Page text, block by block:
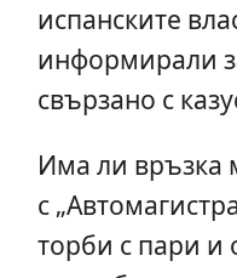
испанските
информирали
свързано с
Има ли връзка
с
торби с пари и